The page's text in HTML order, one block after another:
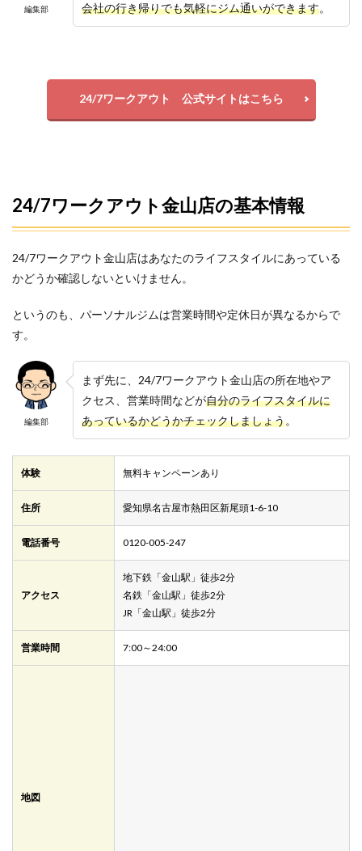
編集部
会社の行き帰りでも気軽にジム通いができます。
24/7ワークアウト 公式サイトはこちら
24/7ワークアウト金山店の基本情報
24/7ワークアウト金山店はあなたのライフスタイルにあっている
かどうか確認しないといけません。
というのも、パーソナルジムは営業時間や定休日が異なるからで
す。
編集部
まず先に、24/7ワークアウト金山店の所在地やア
クセス、営業時間などが自分のライフスタイルに
あっているかどうかチェックしましょう。
体験 無料キャンペーンあり
住所 愛知県名古屋市熱田区新尾頭1-6-10
電話番号 0120-005-247
アクセス
地下鉄「金山駅」徒歩2分
名鉄「金山駅」徒歩2分
JR「金山駅」徒歩2分
営業時間 7:00～24:00
地図